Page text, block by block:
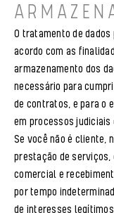
O tratamento de
acordo com as
armazenamento dos
necessário para
de contratos, e para o
em processos
Se você não é cliente,
prestação de serviços,
comercial e
por tempo
de interesses